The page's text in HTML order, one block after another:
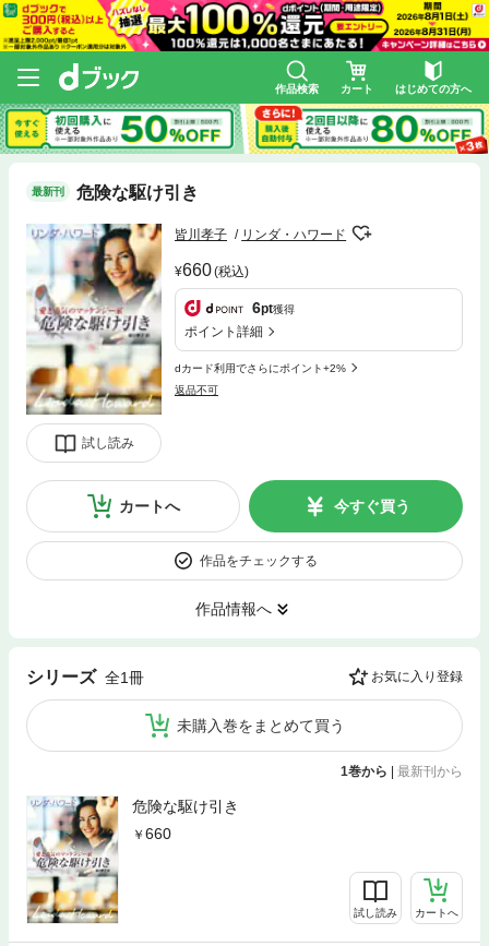
作品検索 カート はじめての方へ
最新刊 危険な駆け引き
試し読み
皆川孝子 リンダ・ハワード
660(税込)
6pt獲得
ポイント詳細
dカード利用でさらにポイント+2%
返品不可
カートへ 今すぐ買う
作品をチェックする
作品情報へ
シリーズ 全1冊 お気に入り登録
未購入巻をまとめて買う
1巻から | 最新刊から
危険な駆け引き
660
試し読み カートへ